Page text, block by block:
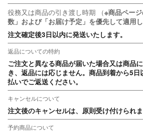
役務又は商品の引き渡し時期
（※商品ペー
数」および「お届け予定」を優先して適用
注文確定後3日以内に発送いたします。
返品についての特約
ご注文と異なる商品が届いた場合又は商品
き、返品には応じません。商品到着から5
払いでご返送ください。
キャンセルについて
注文後のキャンセルは、原則受け付けられま
予約商品について